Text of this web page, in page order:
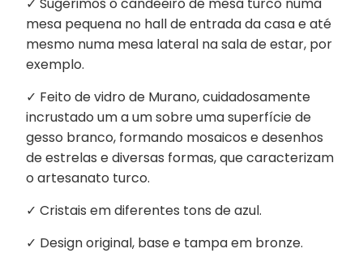
mesa pequena no hall de entrada da casa e até
mesmo numa mesa lateral na sala de estar, por
exemplo.
✓ Feito de vidro de Murano, cuidadosamente
incrustado um a um sobre uma superfície de
gesso branco, formando mosaicos e desenhos
de estrelas e diversas formas, que caracterizam
o artesanato turco.
✓ Cristais em diferentes tons de azul.
✓ Design original, base e tampa em bronze.